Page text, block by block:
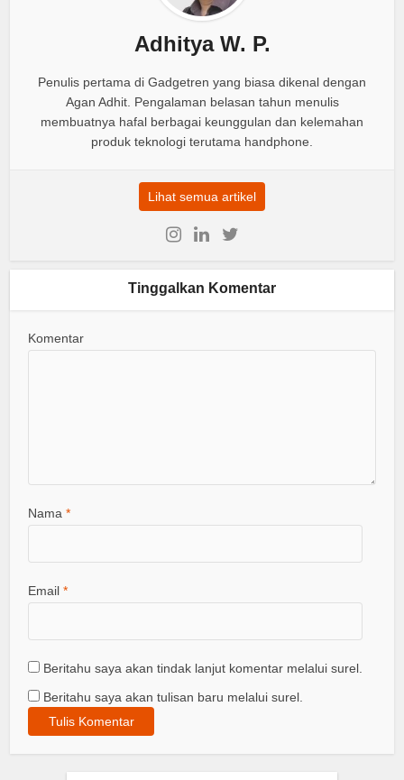
Adhitya W. P.
Penulis pertama di Gadgetren yang biasa dikenal dengan
Agan Adhit. Pengalaman belasan tahun menulis
membuatnya hafal berbagai keunggulan dan kelemahan
produk teknologi terutama handphone.
Lihat semua artikel
Tinggalkan Komentar
Komentar
Nama*
Email*
Beritahu saya akan tindak lanjut komentar melalui surel.
Beritahu saya akan tulisan baru melalui surel.